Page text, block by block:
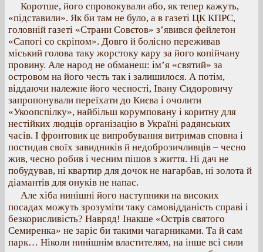
Коротше, його спровокували або, як тепер кажуть,
«підставили». Як би там не було, а в газеті ЦК КПРС,
головній газеті «Страни Совєтов» з’явився фейлетон
«Сапогі со скріпом». Довго й болісно переживав
міський голова таку жорстоку кару за його копійчану
провину. Але народ не обманеш: ім’я «святий» за
островом на його честь так і залишилося. А потім,
віддаючи належне його чесності, Івану Сидоровичу
запропонували переїхати до Києва і очолити
«Укоопспілку», найбільш корумповану і коритну для
нестійких людців організацію в Україні радянських
часів. І фронтовик це випробування витримав сповна і
постидав своїх завидників й недоброзичливців – чесно
жив, чесно робив і чесним пішов з життя. Ні дач не
побудував, ні квартир для дочок не нагарбав, ні золота й
діамантів для онуків не напас.
Але хіба нинішні його наступники на високих
посадах можуть зрозуміти таку самовідданість справі і
безкорисливість? Навряд! Інакше «Острів святого
Семиренка» не заріс би такими чагарниками. Та й сам
парк… Ніколи нинішнім властителям, на інше всі сили